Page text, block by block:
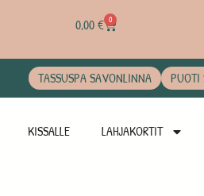
0,00€ 0
TASSUSPA SAVONLINNA PUOTI
KISSALLE LAHJAKORTIT